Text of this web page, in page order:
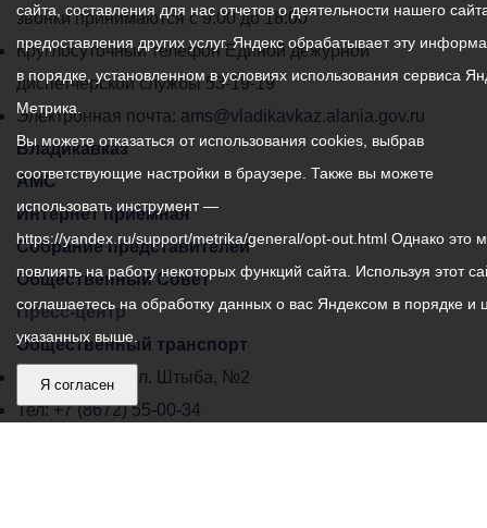
администрации
местного
самоуправления
города
Владикавказ:
звонки принимаются с 9:00 до 18:00
Круглосуточный телефон Единой дежурной
диспетчерской службы53-19-19
Электронная почта: ams@vladikavkaz.alania.gov.ru
Владикавказ
АМС
Интернет приемная
Собрание представителей
Общественный Совет
Пресс-центр
Общественный транспорт
Владикавказ, пл. Штыба, №2
Тел:+7 (8672) 55-00-34
сайта, составления для нас отчетов о деятельности нашего
предоставления других услуг. Яндекс обрабатывает эту
в порядке, установленном в условиях использования сервиса
Метрика.
Вы можете отказаться от использования cookies, выбрав
соответствующие настройки в браузере. Также вы можете
использовать инструмент —
https://yandex.ru/support/metrika/general/opt-out.html Однако это
повлиять на работу некоторых функций сайта. Используя этот
соглашаетесь на обработку данных о вас Яндексом в порядке и
указанных выше.
Я согласен